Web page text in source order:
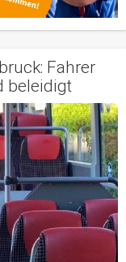
Fahrer
beleidigt